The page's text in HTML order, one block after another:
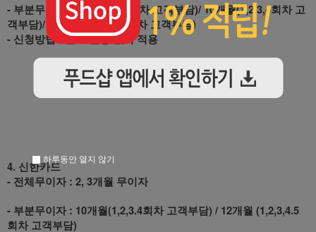
- 부분무이자 : 6개월(1,2,3회차 고객부담)/ 10개월(1,2,3,4회차 고
객부담)/ 12개월 (1,2,3,4,5회차 고객부담)
- 신청방법 : 별도 신청 없이 적용
4. 신한카드
- 전체무이자 : 2, 3개월 무이자
- 부분무이자 : 10개월(1,2,3.4회차 고객부담) / 12개월 (1,2,3,4.5
회차 고객부담)
하루동안 열지 않기